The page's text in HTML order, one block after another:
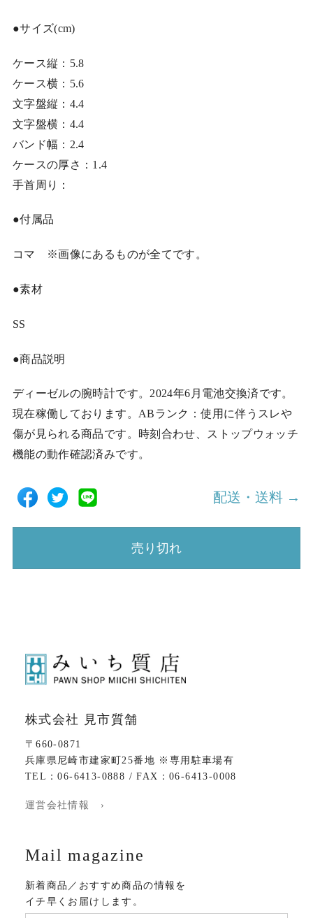
●サイズ(cm)
ケース縦：5.8
ケース横：5.6
文字盤縦：4.4
文字盤横：4.4
バンド幅：2.4
ケースの厚さ：1.4
手首周り：
●付属品
コマ ※画像にあるものが全てです。
●素材
SS
●商品説明
ディーゼルの腕時計です。2024年6月電池交換済です。
現在稼働しております。ABランク：使用に伴うスレや
傷が見られる商品です。時刻合わせ、ストップウォッチ
機能の動作確認済みです。
配送・送料 →
売り切れ
株式会社 見市質舗
〒660-0871
兵庫県尼崎市建家町25番地 ※専用駐車場有
TEL：06-6413-0888 / FAX：06-6413-0008
運営会社情報 ›
Mail magazine
新着商品／おすすめ商品の情報を
イチ早くお届けします。